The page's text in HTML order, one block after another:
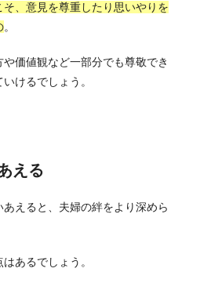
、意見を尊重したり思いやりを
。
価値観など一部分でも尊敬でき
けるでしょう。
える
えると、夫婦の絆をより深めら
あるでしょう。